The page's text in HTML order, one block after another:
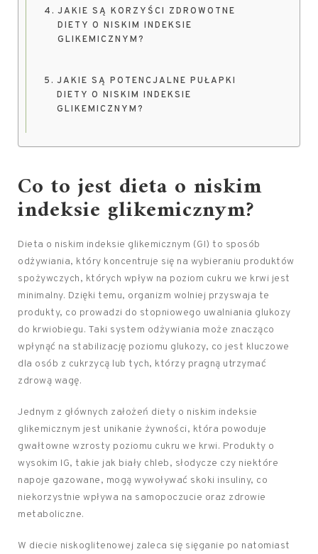
JAKIE SĄ KORZYŚCI ZDROWOTNE
DIETY O NISKIM INDEKSIE
GLIKEMICZNYM?
JAKIE SĄ POTENCJALNE PUŁAPKI
DIETY O NISKIM INDEKSIE
GLIKEMICZNYM?
Co to jest dieta o niskim
indeksie glikemicznym?
Dieta o niskim indeksie glikemicznym (GI) to sposób
odżywiania, który koncentruje się na wybieraniu produktów
spożywczych, których wpływ na poziom cukru we krwi jest
minimalny. Dzięki temu, organizm wolniej przyswaja te
produkty, co prowadzi do stopniowego uwalniania glukozy
do krwiobiegu. Taki system odżywiania może znacząco
wpłynąć na stabilizację poziomu glukozy, co jest kluczowe
dla osób z cukrzycą lub tych, którzy pragną utrzymać
zdrową wagę.
Jednym z głównych założeń diety o niskim indeksie
glikemicznym jest unikanie żywności, która powoduje
gwałtowne wzrosty poziomu cukru we krwi. Produkty o
wysokim IG, takie jak biały chleb, słodycze czy niektóre
napoje gazowane, mogą wywoływać skoki insuliny, co
niekorzystnie wpływa na samopoczucie oraz zdrowie
metaboliczne.
W diecie niskoglitenowej zaleca się sięganie po natomiast